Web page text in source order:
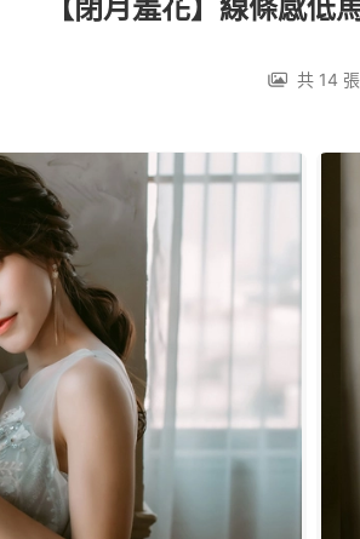
【閉月羞花】線條感低
共 14 張